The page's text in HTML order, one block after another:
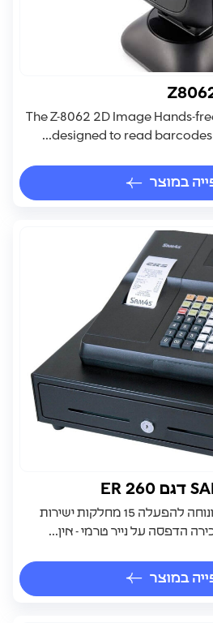
The Z-8062 2D Image Hands-
designed to read barcodes
במוצר
קופה רושמת קומפקטית ונוחה להפעלה 15 מחלקות ישירות
הדפסה על נייר טרמי - אין...
במוצר